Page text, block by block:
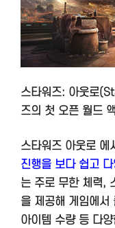
스타워즈: 아웃로
즈의 첫 오픈 월드
스타워즈 아웃로 에
진행을 보다 쉽고
는 주로 무한 체력,
을 제공해 게임에서
아이템 수량 등 다